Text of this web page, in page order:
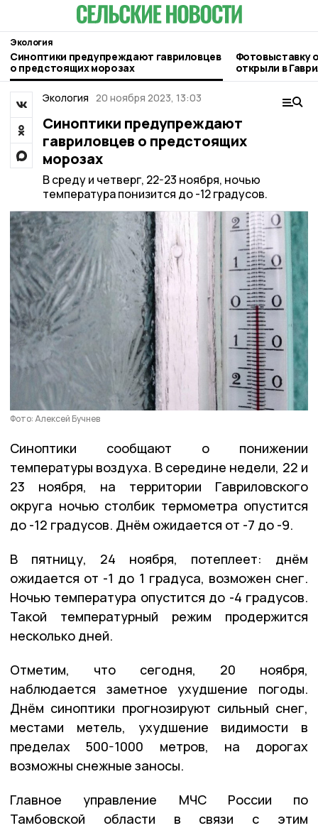
Экология
Синоптики предупреждают гавриловцев
о предстоящих морозах
Фотовыставку
открыли в
Экология 20 ноября 2023, 13:03
Синоптики предупреждают
гавриловцев о предстоящих
морозах
В среду и четверг, 22-23 ноября, ночью
температура понизится до -12 градусов.
Фото: Алексей Бучнев
Синоптики сообщают о понижении
температуры воздуха. В середине недели, 22 и
23 ноября, на территории Гавриловского
округа ночью столбик термометра опустится
до -12 градусов. Днём ожидается от -7 до -9.
В пятницу, 24 ноября, потеплеет: днём
ожидается от -1 до 1 градуса, возможен снег.
Ночью температура опустится до -4 градусов.
Такой температурный режим продержится
несколько дней.
Отметим, что сегодня, 20 ноября,
наблюдается заметное ухудшение погоды.
Днём синоптики прогнозируют сильный снег,
местами метель, ухудшение видимости в
пределах 500-1000 метров, на дорогах
возможны снежные заносы.
Главное управление МЧС России по
Тамбовской области в связи с этим